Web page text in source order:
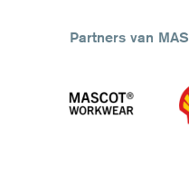
Partners van